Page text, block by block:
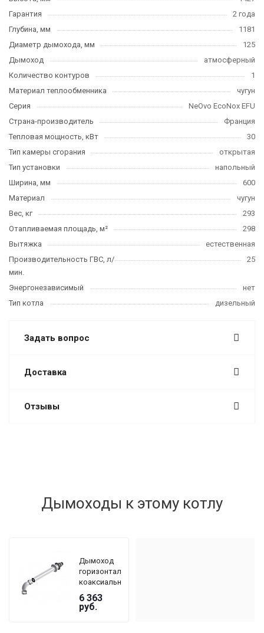
Гарантия
2 года
Глубина, мм
1181
Диаметр дымохода, мм
125
Дымоход
атмосферный
Количество контуров
1
Материал теплообменника
чугун
Серия
NeOvo EcoNox EFU
Страна-производитель
Франция
Тепловая мощность, кВт
30
Тип камеры сгорания
открытая
Тип установки
напольный
Ширина, мм
600
Материал
чугун
Вес, кг
293
Отапливаемая площадь, м²
298
Вытяжка
естественная
Производительность ГВС, л/
мин.
25
Энергонезависимый
нет
Тип котла
дизельный
Задать вопрос
Доставка
Отзывы
Дымоходы к этому котлу
Дымоход
горизонтальный
коаксиальный
De Dietrich
DY 908 Ø
60/100 мм,
6 363
руб.